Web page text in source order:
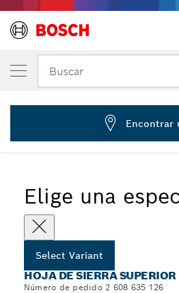
Buscar
... Hojas superiores para cizallas
Elige una
Select Variant
HOJA DE SIERRA
Número de pedido 2 608 635 126
Hoja superior
2 608 635 126
Encontrar